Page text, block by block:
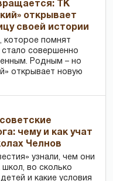
ТК
открывает
своей истории
которое помнят
стало совершенно
Родным – но
открывает новую
чему и как учат
Челнов
узнали, чем они
во сколько
и какие условия